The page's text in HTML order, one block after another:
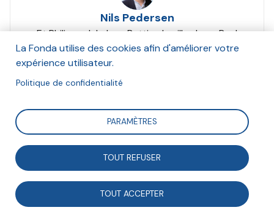
Nils Pedersen
Et Philippe Jahshan, Bettina Laville, Jean-Paul
Moatti
Octobre 2018
La transition écologique et sociale ne peut se faire
sans la mobilisation de la société civile. Pour garantir
cohérence et efficacité, il faut structurer de
véritables « communautés d’action ».
La Fonda utilise des cookies afin d'améliorer votre
expérience utilisateur.
Politique de confidentialité
PARAMÈTRES
TOUT REFUSER
TOUT ACCEPTER